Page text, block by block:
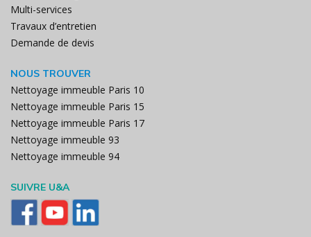
Multi-services
Travaux d’entretien
Demande de devis
NOUS TROUVER
Nettoyage immeuble Paris 10
Nettoyage immeuble Paris 15
Nettoyage immeuble Paris 17
Nettoyage immeuble 93
Nettoyage immeuble 94
SUIVRE U&A